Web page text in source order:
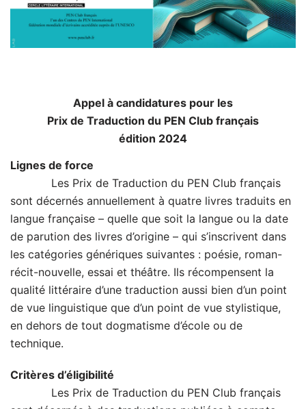
Appel à candidatures pour les
Prix de Traduction du PEN Club français
édition 2024
Lignes de force
Les Prix de Traduction du PEN Club français
sont décernés annuellement à quatre livres traduits en
langue française – quelle que soit la langue ou la date
de parution des livres d’origine – qui s’inscrivent dans
les catégories génériques suivantes : poésie, roman-
récit-nouvelle, essai et théâtre. Ils récompensent la
qualité littéraire d’une traduction aussi bien d’un point
de vue linguistique que d’un point de vue stylistique,
en dehors de tout dogmatisme d’école ou de
technique.
Critères d’éligibilité
Les Prix de Traduction du PEN Club français